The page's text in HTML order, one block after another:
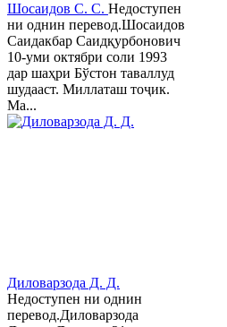
Шосаидов С. С. Недоступен
ни однин перевод.Шосаидов
Саидакбар Саидқурбонович
10-уми октябри соли 1993
дар шаҳри Бўстон таваллуд
шудааст. Миллаташ тоҷик.
Ма...
Диловарзода Д. Д.
Недоступен ни однин
перевод.Диловарзода